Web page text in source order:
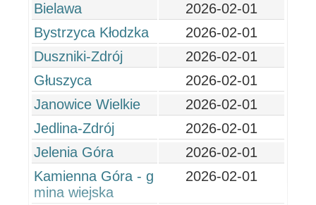
Bielawa
2026-02-01
Bystrzyca Kłodzka
2026-02-01
Duszniki-Zdrój
2026-02-01
Głuszyca
2026-02-01
Janowice Wielkie
2026-02-01
Jedlina-Zdrój
2026-02-01
Jelenia Góra
2026-02-01
Kamienna Góra - g
mina wiejska
2026-02-01